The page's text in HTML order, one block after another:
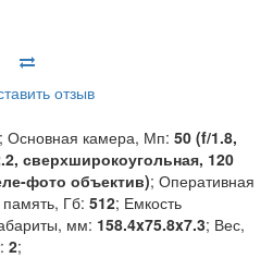
отзыв
; Основная камера, Мп: 50 (f/1.8,
сверхширокоугольная, 120
фото объектив); Оперативная
Гб: 512; Емкость
мм: 158.4x75.8x7.3; Вес,
2;